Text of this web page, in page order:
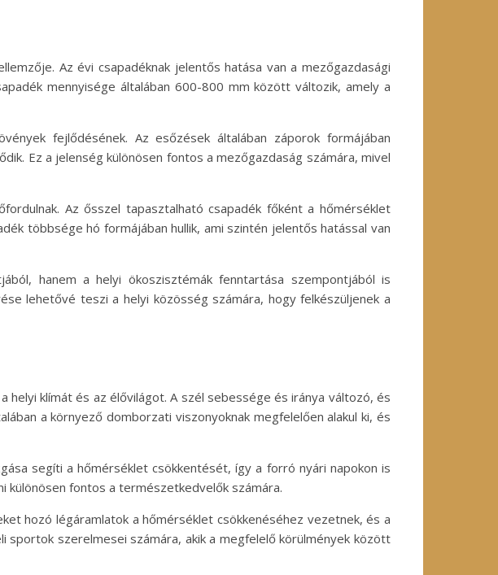
Az évi csapadéknak jelentős hatása van a mezőgazdasági
mennyisége általában 600-800 mm között változik, amely a
fejlődésének. Az esőzések általában záporok formájában
Ez a jelenség különösen fontos a mezőgazdaság számára, mivel
Az ősszel tapasztalható csapadék főként a hőmérséklet
többsége hó formájában hullik, ami szintén jelentős hatással van
hanem a helyi ökoszisztémák fenntartása szempontjából is
lehetővé teszi a helyi közösség számára, hogy felkészüljenek a
klímát és az élővilágot. A szél sebessége és iránya változó, és
a környező domborzati viszonyoknak megfelelően alakul ki, és
segíti a hőmérséklet csökkentését, így a forró nyári napokon is
különösen fontos a természetkedvelők számára.
hozó légáramlatok a hőmérséklet csökkenéséhez vezetnek, és a
szerelmesei számára, akik a megfelelő körülmények között